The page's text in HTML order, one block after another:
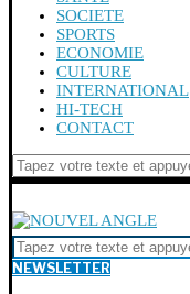
SOCIETE
SPORTS
ECONOMIE
CULTURE
INTERNATIONAL
HI-TECH
CONTACT
NEWSLETTER